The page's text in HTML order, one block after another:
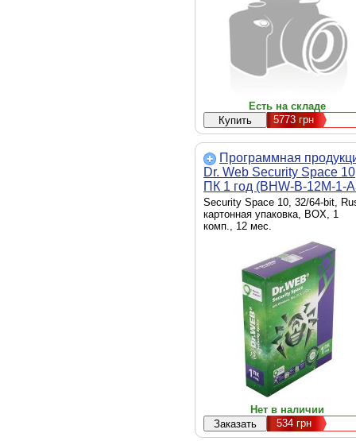
Есть на складе
5773 грн
Программная
Dr. Web Security Space
ПК 1 год (BHW-B-12M-1-
Security Space 10, 32/64-bit,
картонная упаковка, BOX, 1
комп., 12 мес.
Нет в наличии
534грн